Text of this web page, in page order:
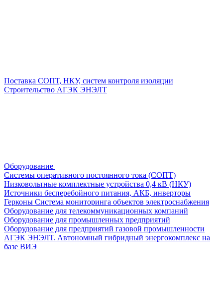
Поставка СОПТ, НКУ, систем контроля изоляции
Строительство АГЭК ЭНЭЛТ
Оборудование
Системы оперативного постоянного тока (СОПТ)
Низковольтные комплектные устройства 0,4 кВ (НКУ)
Источники бесперебойного питания, АКБ, инверторы
Герконы Система мониторинга объектов электроснабжения
Оборудование для телекоммуникационных компаний
Оборудование для промышленных предприятий
Оборудование для предприятий газовой промышленности
АГЭК ЭНЭЛТ. Автономный гибридный энергокомплекс на
базе ВИЭ